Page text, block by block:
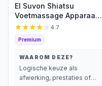
El Suvon Shiatsu
Voetmassage Apparaat -
Beenmassage -
Infrarood Warmte -
Zwart
4.7
Premium
WAAROM DEZE?
Logische keuze als
afwerking, prestaties of